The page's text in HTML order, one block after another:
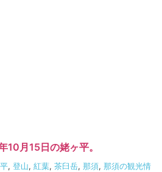
月15日の姥ヶ平。
, 登山, 紅葉, 茶臼岳, 那須, 那須の観光情